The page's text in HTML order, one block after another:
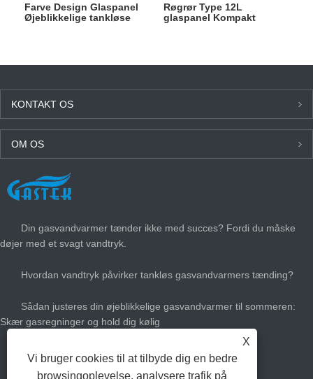
Farve Design Glaspanel
Øjeblikkelige tankløse
Røgrør Type 12L
glaspanel Kompakt
KONTAKT OS
OM OS
SENESTE NYT
Din gasvandvarmer tænder ikke med succes? Fordi du måske
døjer med et svagt vandtryk.
Hvordan vandtryk påvirker tankløs gasvandvarmers tænding?
Sådan justeres din øjeblikkelige gasvandvarmer til sommeren:
Skær gasregninger og hold dig kølig
Hvor stor gas varmt vandvarmer har du brug for?
X
Vi bruger cookies til at tilbyde dig en bedre
browsingoplevelse, analysere trafik på